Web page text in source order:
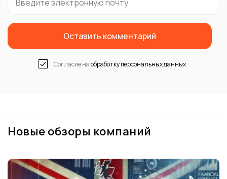
Оставить комментарий
Согласие наобработку персональных данных
Новые обзоры компаний